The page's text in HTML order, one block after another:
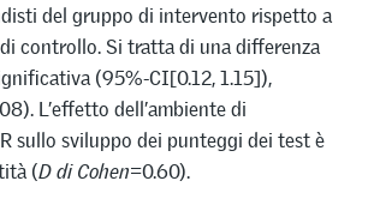
del gruppo di intervento rispetto a
controllo. Si tratta di una differenza
(95%-CI[0.12, 1.15]),
L’effetto dell’ambiente di
sullo sviluppo dei punteggi dei test è
(D di Cohen=0.60).